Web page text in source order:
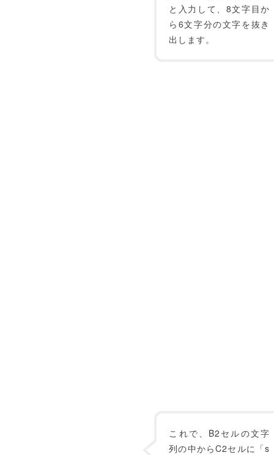
と入力して、8文字目か
ら6文字分の文字を抜き
出します。
これで、B2セルの文字
列の中からC2セルに「s